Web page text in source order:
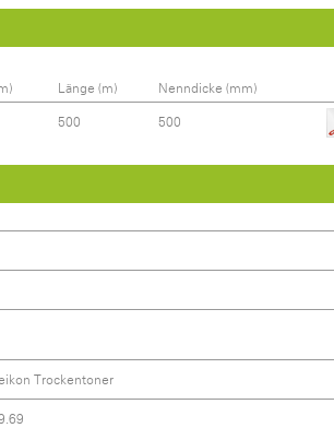
Länge (m) Nenndicke (mm)
500 500
Trockentoner